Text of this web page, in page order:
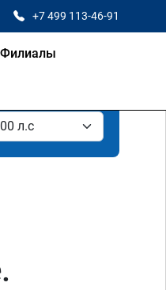
+7 499 113-46-91
Филиалы